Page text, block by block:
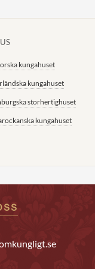
kungahuset
kungahuset
storhertighuset
kungahuset